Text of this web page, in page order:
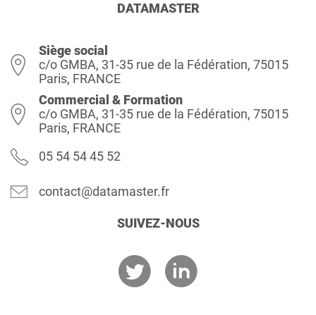
DATAMASTER
Siège social
c/o GMBA, 31-35 rue de la Fédération, 75015
Paris, FRANCE
Commercial & Formation
c/o GMBA, 31-35 rue de la Fédération, 75015
Paris, FRANCE
05 54 54 45 52
contact@datamaster.fr
SUIVEZ-NOUS